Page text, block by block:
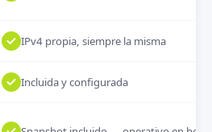
IPv4 propia, siempre la misma
Incluida y configurada